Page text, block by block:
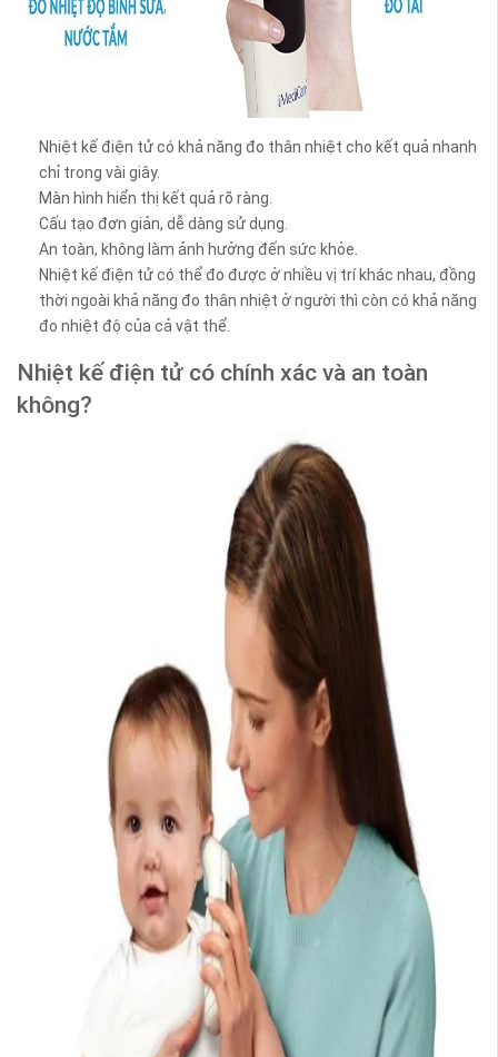
Nhiệt kế điện tử có khả năng đo thân nhiệt cho kết quả nhanh
chỉ trong vài giây.
Màn hình hiển thị kết quả rõ ràng.
Cấu tạo đơn giản, dễ dàng sử dụng.
An toàn, không làm ảnh hưởng đến sức khỏe.
Nhiệt kế điện tử có thể đo được ở nhiều vị trí khác nhau, đồng
thời ngoài khả năng đo thân nhiệt ở người thì còn có khả năng
đo nhiệt độ của cả vật thể.
Nhiệt kế điện tử có chính xác và an toàn
không?